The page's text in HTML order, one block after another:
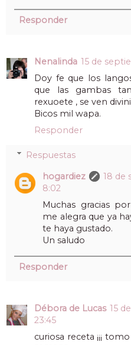
Responder
Nenalinda 15 de
Doy fe que los
que las gambas
rexuoete , se ven
Bicos mil wapa.
Responder
Respuestas
hogardiez
18 de
8:02
Muchas gracias
me alegra que ya
te haya gustado.
Un saludo
Responder
Débora de Lucas 15
23:45
curiosa receta ¡¡¡